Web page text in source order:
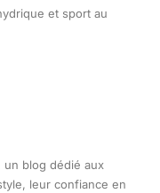
et sport au
un blog dédié aux
leur confiance en